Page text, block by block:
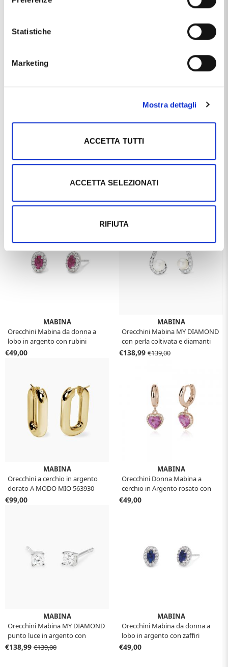
Statistiche
Marketing
Mostra dettagli
ACCETTA TUTTI
ACCETTA SELEZIONATI
RIFIUTA
Materiale
Pietre / Gemme
Questo articolo dal nomeORECCHINI MABINA IN ARGENTO
, che trovi nella categoriaORECCHINI IN
momento ha disponibilitàDISPONIBILEed il prezzo di
questo prodotto è pari a€ 49,00
Ti potrebbe anche interessare
MABINA
Orecchini Mabina da donna a
lobo in argento con rubini
sintetici ovali 563650
€49,00
MABINA
Orecchini Mabina MY DIAMOND
con perla coltivata e diamanti
lab-grown 0,01 carati 563994
€138,99 €139,00
MABINA
Orecchini a cerchio in argento
dorato A MODO MIO 563930
€99,00
MABINA
Orecchini Donna Mabina a
cerchio in Argento rosato con
cuore color tormalina 563377
€49,00
MABINA
Orecchini Mabina MY DIAMOND
punto luce in argento con
diamanti Lab-Grown 0.36 ct
€138,99 €139,00
MABINA
Orecchini Mabina da donna a
lobo in argento con zaffiri
sintetici ovali 563544
€49,00